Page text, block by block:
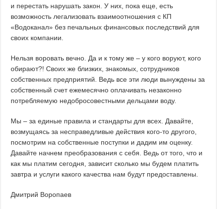
и перестать нарушать закон. У них, пока еще, есть
возможность легализовать взаимоотношения с КП
«Водоканал» без печальных финансовых последствий для
своих компании.
Нельзя воровать вечно. Да и к тому же – у кого воруют, кого
обирают?! Своих же близких, знакомых, сотрудников
собственных предприятий. Ведь все эти люди вынуждены за
собственный счет ежемесячно оплачивать незаконно
потребляемую недобросовестными дельцами воду.
Мы – за единые правила и стандарты для всех. Давайте,
возмущаясь за несправедливые действия кого-то другого,
посмотрим на собственные поступки и дадим им оценку.
Давайте начнем преобразования с себя. Ведь от того, что и
как мы платим сегодня, зависит сколько мы будем платить
завтра и услуги какого качества нам будут предоставлены.
Дмитрий Воропаев